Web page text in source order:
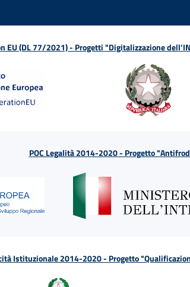
EU (DL 77/2021) - Progetti "Digitalizzazione
POC Legalità 2014-2020 - Progetto
Istituzionale 2014-2020 - Progetto